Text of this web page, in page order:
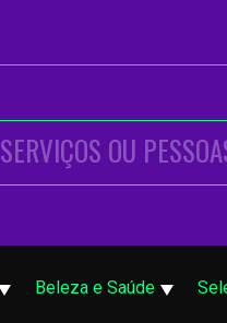
Beleza e Saúde